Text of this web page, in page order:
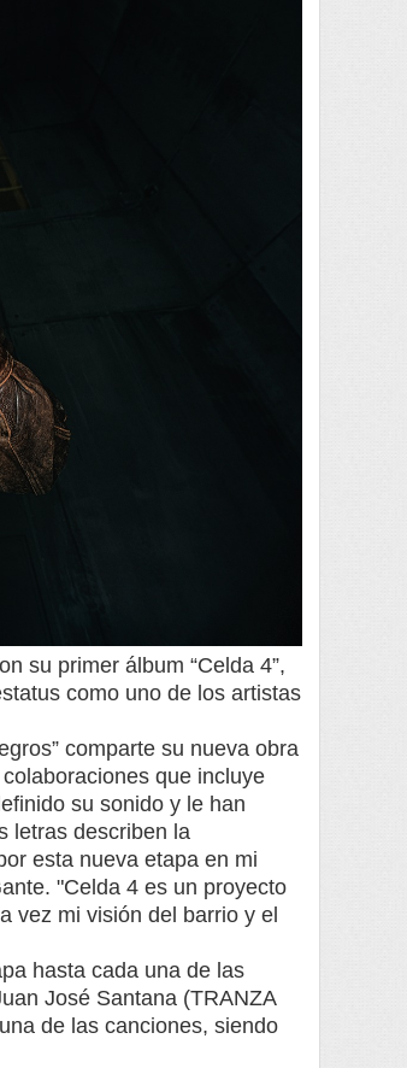
su primer álbum “Celda 4”,
como uno de los artistas
comparte su nueva obra
que incluye
su sonido y le han
letras describen la
esta nueva etapa en mi
"Celda 4 es un proyecto
vez mi visión del barrio y el
hasta cada una de las
José Santana (TRANZA
de las canciones, siendo